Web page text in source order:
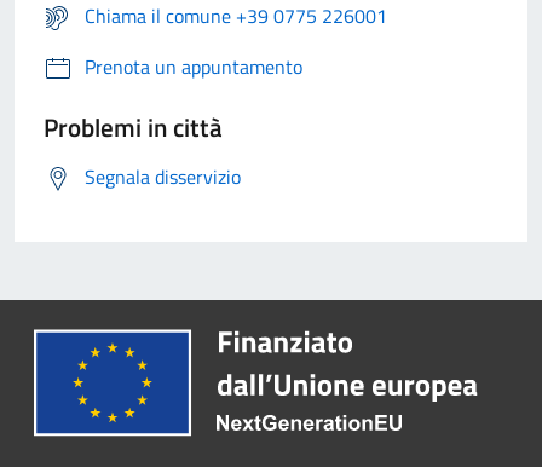
Chiama il comune +39 0775 226001
Prenota un appuntamento
Problemi in città
Segnala disservizio